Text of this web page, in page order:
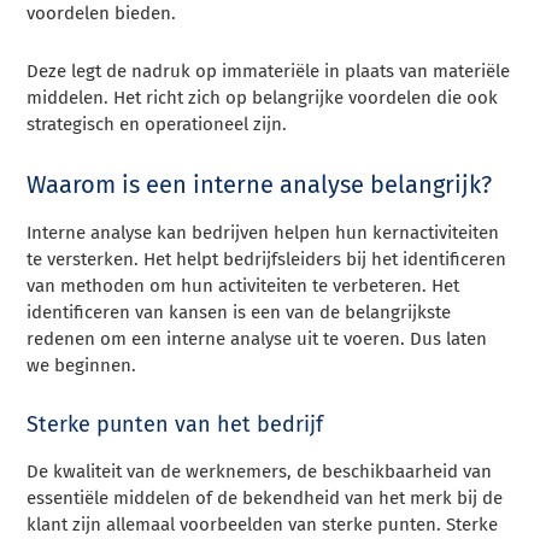
voordelen bieden.
Deze legt de nadruk op immateriële in plaats van materiële
middelen. Het richt zich op belangrijke voordelen die ook
strategisch en operationeel zijn.
Waarom is een interne analyse belangrijk?
Interne analyse kan bedrijven helpen hun kernactiviteiten
te versterken. Het helpt bedrijfsleiders bij het identificeren
van methoden om hun activiteiten te verbeteren. Het
identificeren van kansen is een van de belangrijkste
redenen om een interne analyse uit te voeren. Dus laten
we beginnen.
Sterke punten van het bedrijf
De kwaliteit van de werknemers, de beschikbaarheid van
essentiële middelen of de bekendheid van het merk bij de
klant zijn allemaal voorbeelden van sterke punten. Sterke